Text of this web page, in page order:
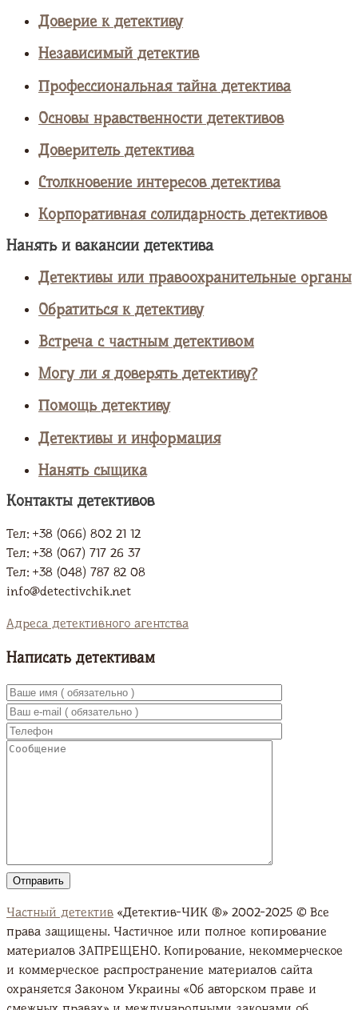
Доверие к детективу
Независимый детектив
Профессиональная тайна детектива
Основы нравственности детективов
Доверитель детектива
Столкновение интересов детектива
Корпоративная солидарность детективов
Нанять и вакансии детектива
Детективы или правоохранительные органы
Обратиться к детективу
Встреча с частным детективом
Могу ли я доверять детективу?
Помощь детективу
Детективы и информация
Нанять сыщика
Контакты детективов
Тел: +38 (066) 802 21 12
Тел: +38 (067) 717 26 37
Тел: +38 (048) 787 82 08
info@detectivchik.net
Адреса детективного агентства
Написать детективам
Частный детектив «Детектив-ЧИК ®» 2002-2025 © Все
права защищены. Частичное или полное копирование
материалов ЗАПРЕЩЕНО. Копирование, некоммерческое
и коммерческое распространение материалов сайта
охраняется Законом Украины «Об авторском праве и